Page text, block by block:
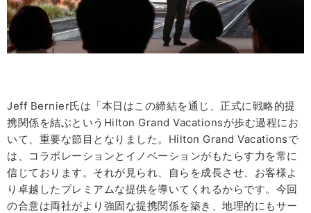
Jeff Bernier氏は「本日はこの締結を通じ、正式に戦略的提
携関係を結ぶというHilton Grand Vacationsが歩む過程にお
いて、重要な節目となりました。Hilton Grand Vacationsで
は、コラボレーションとイノベーションがもたらす力を常に
信じております。それが見られ、自らを成長させ、お客様よ
り卓越したプレミアムな提供を導いてくれるからです。今回
の合意は両社がより強固な提携関係を築き、地理的にもサー